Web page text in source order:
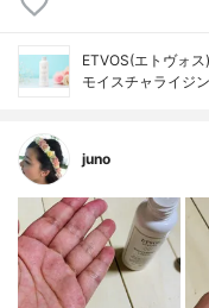
ETVOS(エトヴォス)
モイスチャライジ
juno